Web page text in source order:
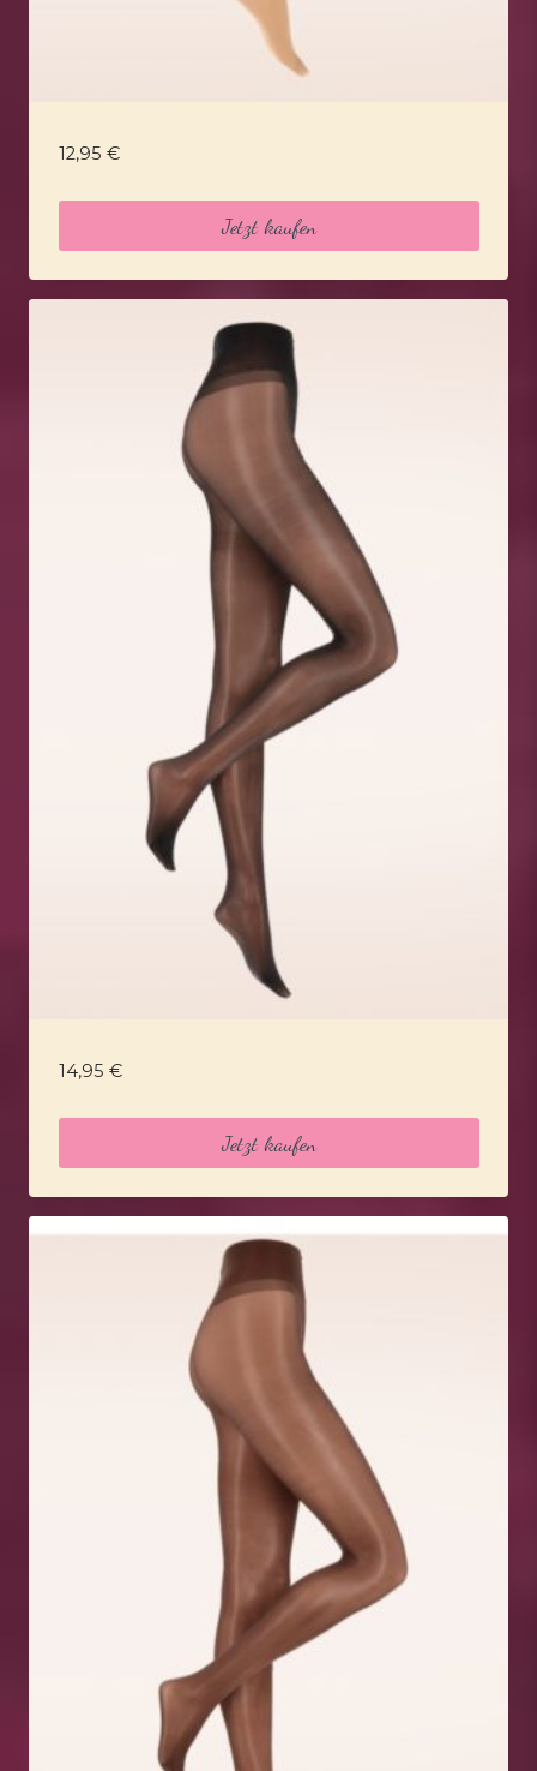
12,95 €
Jetzt kaufen
14,95 €
Jetzt kaufen